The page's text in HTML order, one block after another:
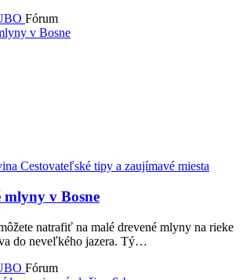
Fórum
v Bosne
natrafiť na malé drevené mlyny na rieke
do neveľkého jazera. Tý…
Fórum